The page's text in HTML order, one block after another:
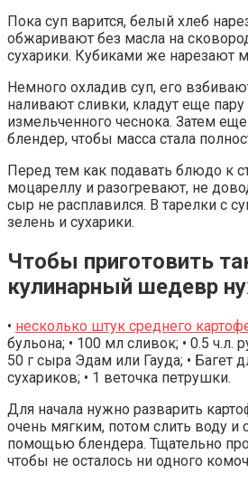
Пока суп варится, белый хлеб
обжаривают без масла на
сухарики. Кубиками же нарезают
Немного охладив суп, его
наливают сливки, кладут еще пару
измельченного чеснока. Затем
блендер, чтобы масса стала
Перед тем как подавать блюдо к
моцареллу и разогревают, не
сыр не расплавился. В тарелки с
зелень и сухарики.
Чтобы приготовить
кулинарный шедевр
• несколько штук среднего
бульона; • 100 мл сливок; • 0.5 ч.л.
50 г сыра Эдам или Гауда; • Багет
сухариков; • 1 веточка петрушки.
Для начала нужно разварить
очень мягким, потом слить воду и
помощью блендера. Тщательно
чтобы не осталось ни одного